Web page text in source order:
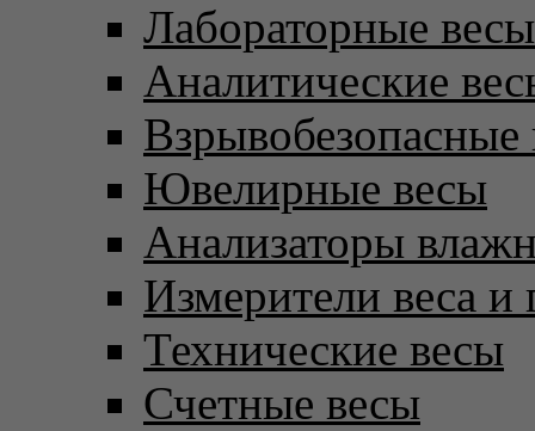
Лабораторные весы
Аналитические
Взрывобезопасные
Ювелирные весы
Анализаторы
Измерители веса и
Технические весы
Счетные весы